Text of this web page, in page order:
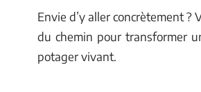
Envie d’y aller concrètement ?
du chemin pour transformer
potager vivant.